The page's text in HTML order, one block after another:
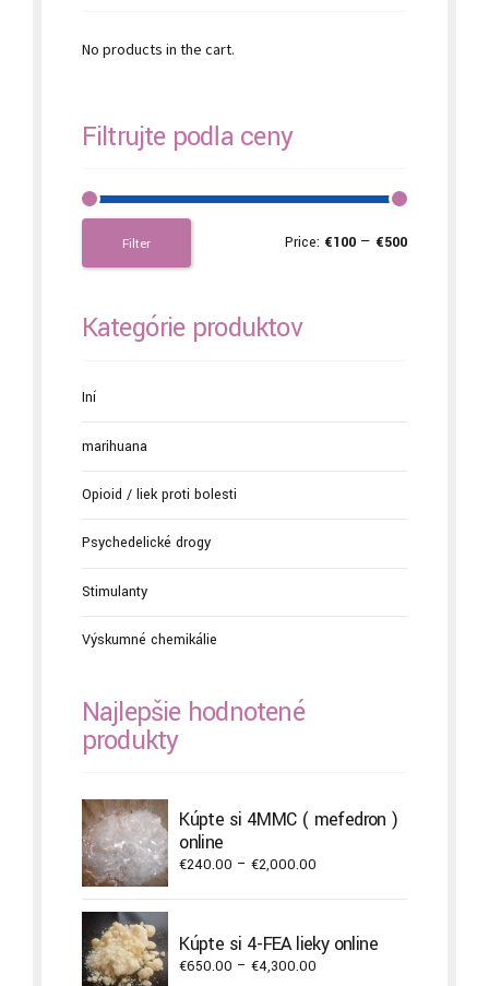
No products in the cart.
Filtrujte podľa ceny
Filter Price: €100 — €500
Kategórie produktov
Iní
marihuana
Opioid / liek proti bolesti
Psychedelické drogy
Stimulanty
Výskumné chemikálie
Najlepšie hodnotené
produkty
Kúpte si 4MMC ( mefedron )
online
€240.00 – €2,000.00
through
€2,000.00
Kúpte si 4-FEA lieky online
€650.00 – €4,300.00